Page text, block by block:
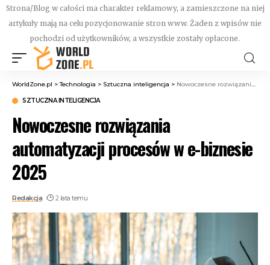
Strona/Blog w całości ma charakter reklamowy, a zamieszczone na niej
artykuły mają na celu pozycjonowanie stron www. Żaden z wpisów nie
pochodzi od użytkowników, a wszystkie zostały opłacone.
WorldZone.pl >Technologia > Sztuczna inteligencja > Nowoczesne rozwiązania automatyzacji procesów w e-biznesie 2025
SZTUCZNA INTELIGENCJA
Nowoczesne rozwiązania
automatyzacji procesów w e-biznesie
2025
Redakcja 2 lata temu